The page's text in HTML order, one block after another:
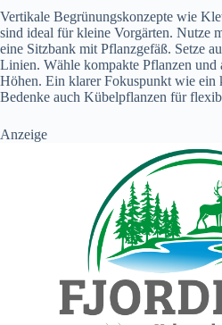
Vertikale Begrünungskonzepte wie
sind ideal für kleine Vorgärten. Nutze
eine Sitzbank mit Pflanzgefäß. Setze
Linien. Wähle kompakte Pflanzen und
Höhen. Ein klarer Fokuspunkt wie
Bedenke auch Kübelpflanzen für
Anzeige